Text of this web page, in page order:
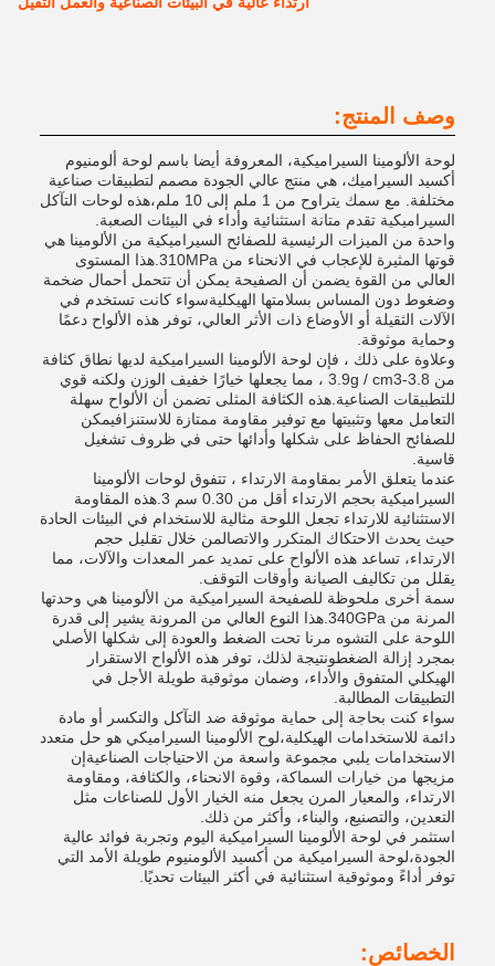
وصف المنتج:
لوحة الألومينا السيراميكية، المعروفة أيضا باسم لوحة ألومنيوم
أكسيد السيراميك، هي منتج عالي الجودة مصمم لتطبيقات صناعية
مختلفة. مع سمك يتراوح من 1 ملم إلى 10 ملم،هذه لوحات التآكل
السيراميكية تقدم متانة استثنائية وأداء في البيئات الصعبة.
واحدة من الميزات الرئيسية للصفائح السيراميكية من الألومينا هي
قوتها المثيرة للإعجاب في الانحناء من 310MPa.هذا المستوى
العالي من القوة يضمن أن الصفيحة يمكن أن تتحمل أحمال ضخمة
وضغوط دون المساس بسلامتها الهيكليةسواء كانت تستخدم في
الآلات الثقيلة أو الأوضاع ذات الأثر العالي، توفر هذه الألواح دعمًا
وحماية موثوقة.
وعلاوة على ذلك ، فإن لوحة الألومينا السيراميكية لديها نطاق كثافة
من 3.8-3.9g / cm3 ، مما يجعلها خيارًا خفيف الوزن ولكنه قوي
للتطبيقات الصناعية.هذه الكثافة المثلى تضمن أن الألواح سهلة
التعامل معها وتثبيتها مع توفير مقاومة ممتازة للاستنزافيمكن
للصفائح الحفاظ على شكلها وأدائها حتى في ظروف تشغيل
قاسية.
عندما يتعلق الأمر بمقاومة الارتداء ، تتفوق لوحات الألومينا
السيراميكية بحجم الارتداء أقل من 0.30 سم 3.هذه المقاومة
الاستثنائية للارتداء تجعل اللوحة مثالية للاستخدام في البيئات الحادة
حيث يحدث الاحتكاك المتكرر والاتصالمن خلال تقليل حجم
الارتداء، تساعد هذه الألواح على تمديد عمر المعدات والآلات، مما
يقلل من تكاليف الصيانة وأوقات التوقف.
سمة أخرى ملحوظة للصفيحة السيراميكية من الألومينا هي وحدتها
المرنة من 340GPa.هذا النوع العالي من المرونة يشير إلى قدرة
اللوحة على التشوه مرنا تحت الضغط والعودة إلى شكلها الأصلي
بمجرد إزالة الضغطونتيجة لذلك، توفر هذه الألواح الاستقرار
الهيكلي المتفوق والأداء، وضمان موثوقية طويلة الأجل في
التطبيقات المطالبة.
سواء كنت بحاجة إلى حماية موثوقة ضد التآكل والتكسر أو مادة
دائمة للاستخدامات الهيكلية،لوح الألومينا السيراميكي هو حل متعدد
الاستخدامات يلبي مجموعة واسعة من الاحتياجات الصناعيةإن
مزيجها من خيارات السماكة، وقوة الانحناء، والكثافة، ومقاومة
الارتداء، والمعيار المرن يجعل منه الخيار الأول للصناعات مثل
التعدين، والتصنيع، والبناء، وأكثر من ذلك.
استثمر في لوحة الألومينا السيراميكية اليوم وتجربة فوائد عالية
الجودة،لوحة السيراميكية من أكسيد الألومنيوم طويلة الأمد التي
توفر أداءً وموثوقية استثنائية في أكثر البيئات تحديًا.
الخصائص: